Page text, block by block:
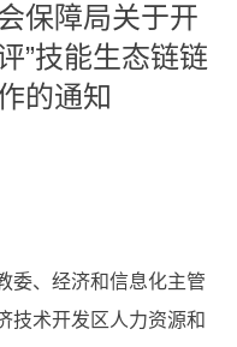
保障局关于开
”技能生态链链
的通知
委、经济和信息化主管
技术开发区人力资源和